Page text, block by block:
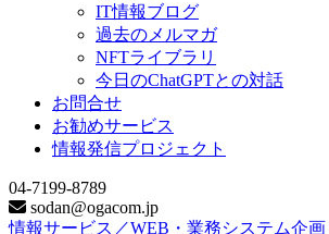
IT情報ブログ
過去のメルマガ
NFTライブラリ
今日のChatGPTとの対話
お問合せ
お勧めサービス
情報発信プロジェクト
04-7199-8789
sodan@ogacom.jp
情報サービス／WEB・業務システム企